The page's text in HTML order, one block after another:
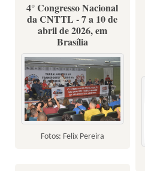
4° Congresso Nacional
da CNTTL - 7 a 10 de
abril de 2026, em
Brasília
Fotos: Felix Pereira